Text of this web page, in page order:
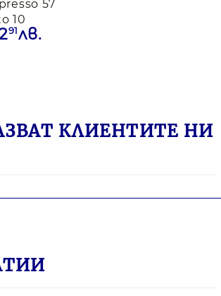
57
10
91лв.
КЛИЕНТИТЕ НИ